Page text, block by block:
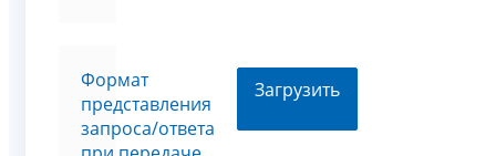
Формат
представления
запроса/ответа
Загрузить